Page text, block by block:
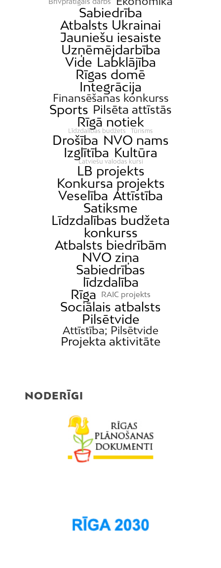
Sabiedrība
Atbalsts Ukrainai
Jauniešu iesaiste
Uzņēmējdarbība
Vide Labklājība
Rīgas domē
Integrācija
Finansēšanas konkurss
Sports Pilsēta attīstās
Rīgā notiek
Līdzdalības budžets Tūrisms
Drošība NVO nams
Izglītība Kultūra
Latviešu valodas kursi
LB projekts
Konkursa projekts
Veselība Attīstība
Satiksme
Līdzdalības budžeta
konkurss
Atbalsts biedrībām
NVO ziņa
Sabiedrības
līdzdalība
Rīga
RAIC projekts
Sociālais atbalsts
Pilsētvide
Attīstība; Pilsētvide
Projekta aktivitāte
NODERĪGI